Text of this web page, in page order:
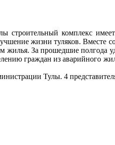
строительный комплекс
жизни туляков. Вместе
жилья. За прошедшие полгода
граждан из аварийного
Тулы. 4